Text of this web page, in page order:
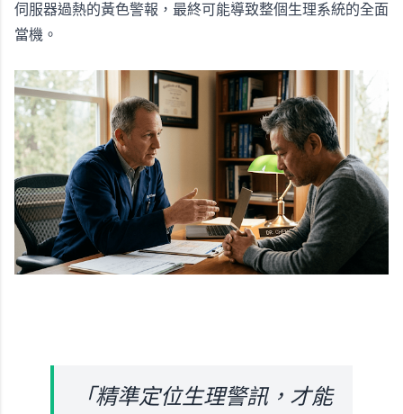
伺服器過熱的黃色警報，最終可能導致整個生理系統的全面
當機。
「精準定位生理警訊，才能